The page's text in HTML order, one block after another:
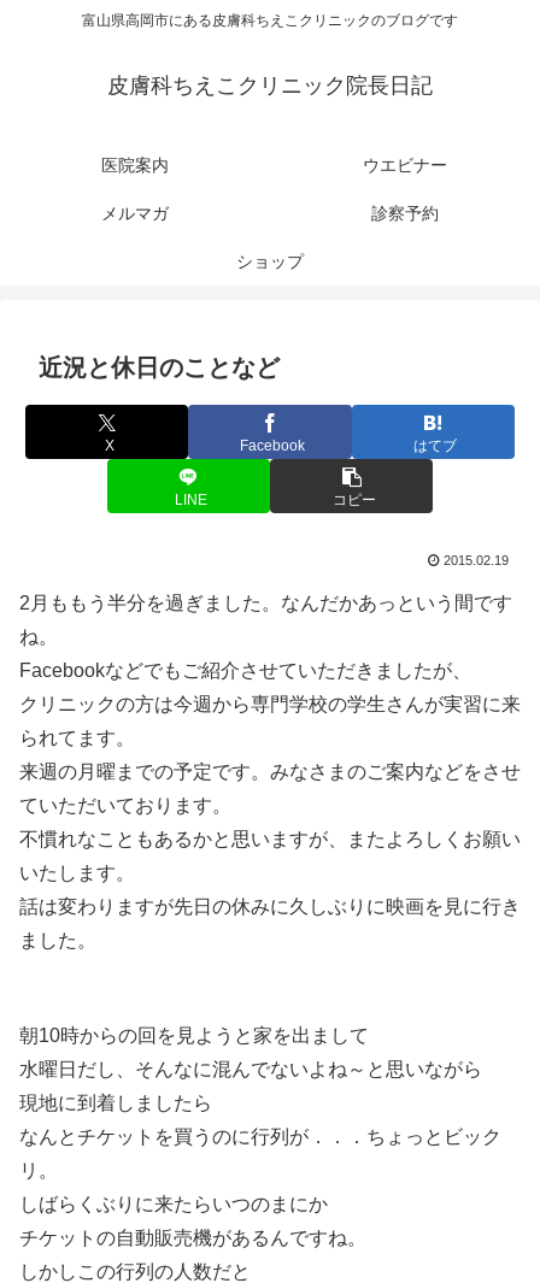
富山県高岡市にある皮膚科ちえこクリニックのブログです
皮膚科ちえこクリニック院長日記
医院案内 ウエビナー
メルマガ 診察予約
ショップ
近況と休日のことなど
X Facebook はてブ
LINE コピー
2015.02.19
2月ももう半分を過ぎました。なんだかあっという間です
ね。
Facebookなどでもご紹介させていただきましたが、
クリニックの方は今週から専門学校の学生さんが実習に来
られてます。
来週の月曜までの予定です。みなさまのご案内などをさせ
ていただいております。
不慣れなこともあるかと思いますが、またよろしくお願い
いたします。
話は変わりますが先日の休みに久しぶりに映画を見に行き
ました。
朝10時からの回を見ようと家を出まして
水曜日だし、そんなに混んでないよね～と思いながら
現地に到着しましたら
なんとチケットを買うのに行列が．．．ちょっとビック
リ。
しばらくぶりに来たらいつのまにか
チケットの自動販売機があるんですね。
しかしこの行列の人数だと